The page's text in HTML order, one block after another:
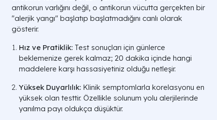
antikorun varlığını değil, o antikorun vücutta gerçekten bir
"alerjik yangı" başlatıp başlatmadığını canlı olarak
gösterir.
Hız ve Pratiklik: Test sonuçları için günlerce
beklemenize gerek kalmaz; 20 dakika içinde hangi
maddelere karşı hassasiyetiniz olduğu netleşir.
Yüksek Duyarlılık: Klinik semptomlarla korelasyonu en
yüksek olan testtir. Özellikle solunum yolu alerjilerinde
yanılma payı oldukça düşüktür.